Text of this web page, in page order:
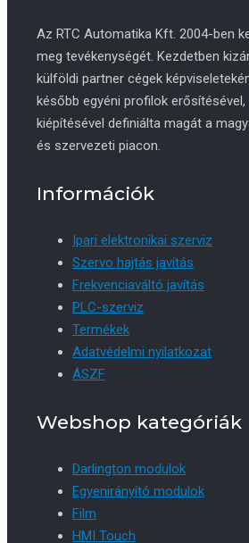
Az RTC Automatika Kft. 2004-ben
meg tevékenységét. Kezdetben
külföldi partner cégek
később egyéni profilok erősítésével,
kiépítésével definiálta magát a
és szervezeti piacon.
Információk
Ipari elektronikai szerviz
Szervo hajtás javítás
Frekvenciaváltó javítás
PLC-szerviz
Termékek
Adatvédelmi nyilatkozat
ÁSZF
Webshop kategóriák
Darlington modulok
Egyenirányító modulok
Film
HMI Touch